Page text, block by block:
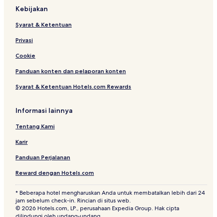
Hotel dengan Kolam Renang di Wuhan
Hotel di Wuhan
Hotel dekat Kuil Guiyuan
Hotel dekat Stasiun Gutian'erlu
Hotel Mewah di Wuhan
Hotel di Distrik Hanyang
Hotel dekat Stasiun Pusat Olahraga Lima Cincin
Hotel di Han Yang
Hotel dekat Stasiun Jalan Gutian 4
Hotel dekat Stasiun Kereta Bawah Tanah Duoluokou
Hotel Bintang 5 di Wuhan
Kebijakan
Syarat & Ketentuan
Privasi
Cookie
Panduan konten dan pelaporan konten
Syarat & Ketentuan Hotels.com Rewards
Informasi lainnya
Tentang Kami
Karir
Panduan Perjalanan
Reward dengan Hotels.com
* Beberapa hotel mengharuskan Anda untuk membatalkan lebih dari 24
jam sebelum check-in. Rincian di situs web.
© 2026 Hotels.com, LP., perusahaan Expedia Group. Hak cipta